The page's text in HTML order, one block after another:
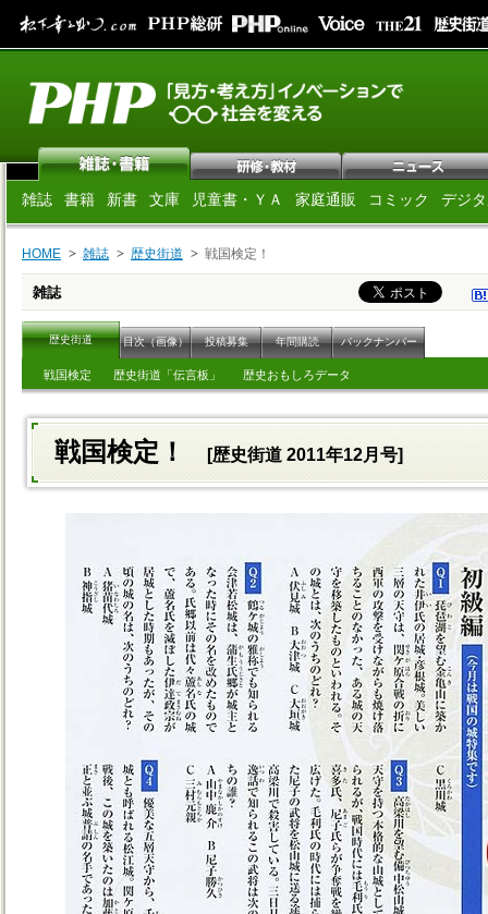
雑誌 書籍 新書 文庫 児童書・ＹＡ 家庭通販 コミック デジ
HOME 雑誌 歴史街道 戦国検定！
雑誌
歴史街道 目次（画像） 投稿募集 年間購読 バックナンバー
戦国検定 歴史街道「伝言板」 歴史おもしろデータ
戦国検定！ [歴史街道 2011年12月号]